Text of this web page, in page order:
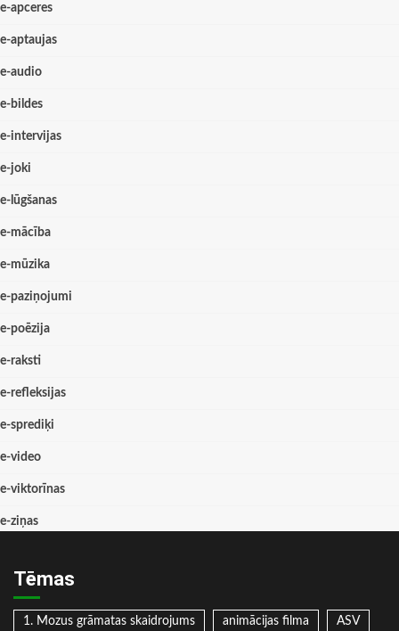
e-apceres
e-aptaujas
e-audio
e-bildes
e-intervijas
e-joki
e-lūgšanas
e-mācība
e-mūzika
e-paziņojumi
e-poēzija
e-raksti
e-refleksijas
e-sprediķi
e-video
e-viktorīnas
e-ziņas
Tēmas
1. Mozus grāmatas skaidrojums animācijas filma ASV